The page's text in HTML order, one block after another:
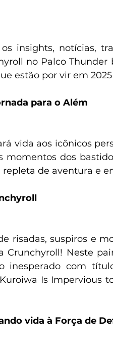
insights, notícias,
no Palco Thunder
estão por vir em
para o Além
vida aos icônicos
momentos dos
de aventura e
risadas, suspiros e
Crunchyroll! Neste
inesperado com
Is Impervious
vida à Força de